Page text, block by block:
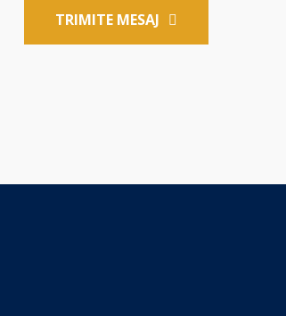
TRIMITE MESAJ